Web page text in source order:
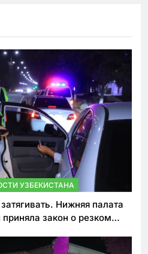
УЗБЕКИСТАНА
Нижняя палата
закон о резком